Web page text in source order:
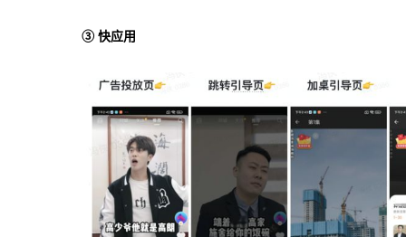
③ 快应用